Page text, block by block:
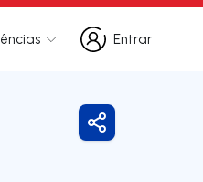
Entrar
Entrar
Partilhar